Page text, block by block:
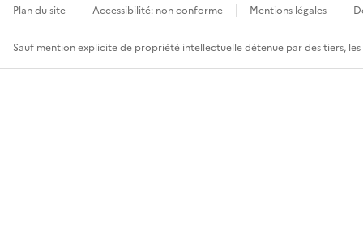
Plan du site Accessibilité: non conforme Mentions légales
Sauf mention explicite de propriété intellectuelle détenue par des tiers,